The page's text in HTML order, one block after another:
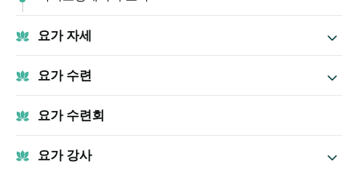
요가 자세
요가 수련
요가 수련회
요가 강사